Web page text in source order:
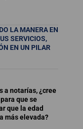
LA MANERA EN
SERVICIOS,
EN UN PILAR
a notarías, ¿cree
que se
que la edad
más elevada?